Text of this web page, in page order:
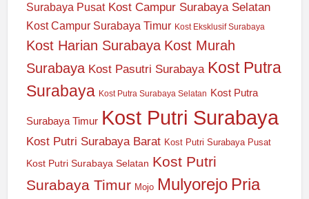
Surabaya Pusat Kost Campur Surabaya Selatan
Kost Campur Surabaya Timur Kost Eksklusif Surabaya
Kost Harian Surabaya Kost Murah
Surabaya Kost Pasutri Surabaya Kost Putra
Surabaya Kost Putra Surabaya Selatan Kost Putra
Surabaya Timur Kost Putri Surabaya
Kost Putri Surabaya Barat Kost Putri Surabaya Pusat
Kost Putri Surabaya Selatan Kost Putri
Surabaya Timur Mojo Mulyorejo Pria